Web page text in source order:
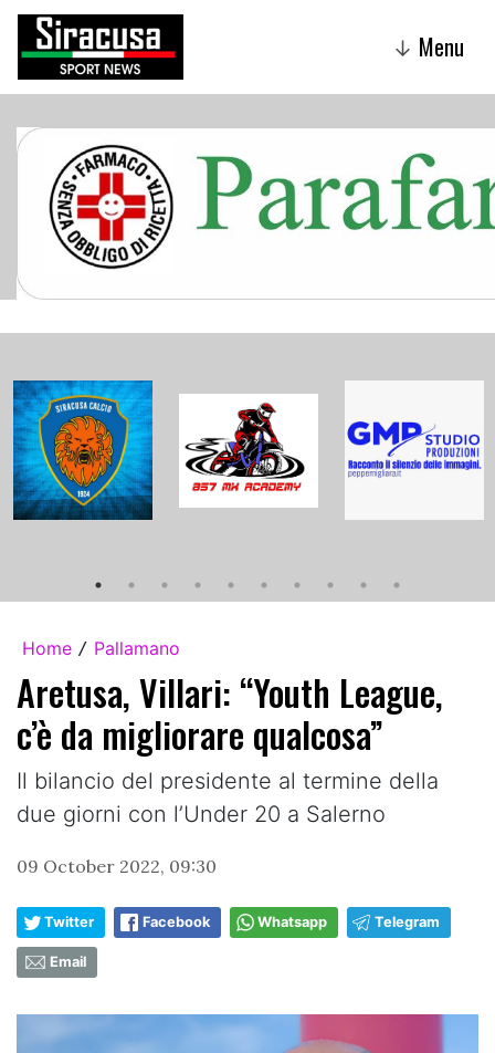
↓ Menu
Home / Pallamano
Aretusa, Villari: “Youth League,
c’è da migliorare qualcosa”
Il bilancio del presidente al termine della
due giorni con l’Under 20 a Salerno
09 October 2022, 09:30
Twitter Facebook Whatsapp Telegram
Email